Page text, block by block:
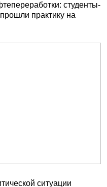
студенты-
практику на
ситуации